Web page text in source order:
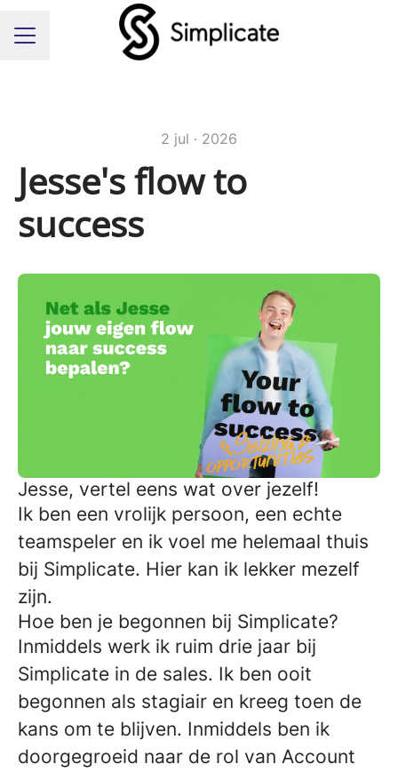
Carrièremenu
2 jul · 2026
Jesse's flow to
success
Jesse, vertel eens wat over jezelf!
Ik ben een vrolijk persoon, een echte
teamspeler en ik voel me helemaal thuis
bij Simplicate. Hier kan ik lekker mezelf
zijn.
Hoe ben je begonnen bij Simplicate?
Inmiddels werk ik ruim drie jaar bij
Simplicate in de sales. Ik ben ooit
begonnen als stagiair en kreeg toen de
kans om te blijven. Inmiddels ben ik
doorgegroeid naar de rol van Account